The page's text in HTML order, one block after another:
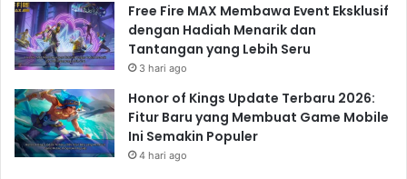
Free Fire MAX Membawa Event Eksklusif
dengan Hadiah Menarik dan
Tantangan yang Lebih Seru
3 hari ago
Honor of Kings Update Terbaru 2026:
Fitur Baru yang Membuat Game Mobile
Ini Semakin Populer
4 hari ago